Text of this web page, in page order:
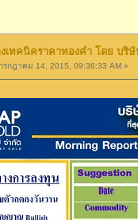
เทคนิคราคาทองคำ โดย บริษั
รกฎาคม 14, 2015, 09:36:33 AM »